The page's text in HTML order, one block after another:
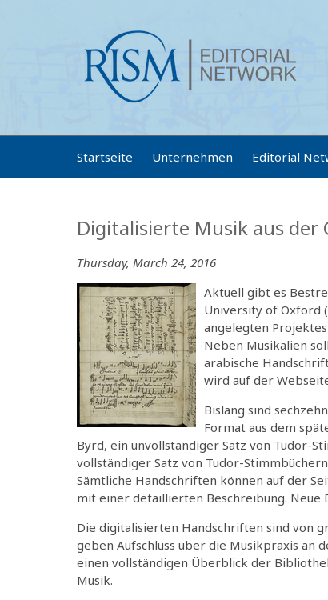
Startseite Unternehmen Editorial
Digitalisierte Musik aus der
Thursday, March 24, 2016
Aktuell gibt es
University of Oxford
angelegten
Neben Musikalien
arabische
wird auf der
Bislang sind sechzehn
Format aus dem
Byrd, ein unvollständiger Satz von Tudor-
vollständiger Satz von Tudor-
Sämtliche Handschriften können auf der
mit einer detaillierten Beschreibung.
Die digitalisierten Handschriften sind von
geben Aufschluss über die Musikpraxis an
einen vollständigen Überblick der
Musik.